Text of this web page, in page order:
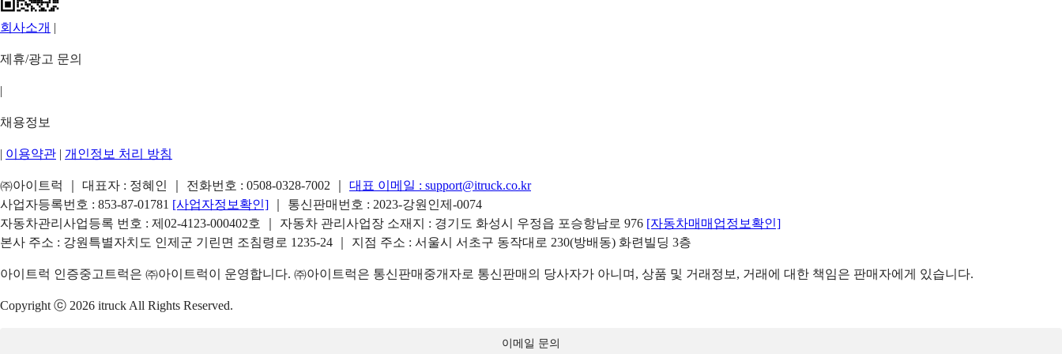
회사소개 |
제휴/광고 문의
|
채용정보
| 이용약관 | 개인정보 처리 방침
㈜아이트럭 ｜ 대표자 : 정혜인 ｜ 전화번호 : 0508-0328-7002 대표 이메일 : support@itruck.co.kr
사업자등록번호 : 853-87-01781 [사업자정보확인]
｜ 통신판매번호 : 2023-강원인제-0074
자동차관리사업등록 번호 : 제02-4123-000402호 ｜ 자동차 관리사업장 소재지 : 경기도 화성시 우정읍 포승항남로 976 [자동차매매업정보확인]
본사 주소 : 강원특별자치도 인제군 기린면 조침령로 1235-24 ｜ 지점 주소 : 서울시 서초구 동작대로 230(방배동) 화련빌딩 3층
아이트럭 인증중고트럭은 ㈜아이트럭이 운영합니다. ㈜아이트럭은 통신판매중개자로 통신판매의 당사자가 아니며, 상품 및 거래정보, 거래에 대한 책임은 판매자에게 있습니다.
Copyright ⓒ 2026 itruck All Rights Reserved.
이메일 문의